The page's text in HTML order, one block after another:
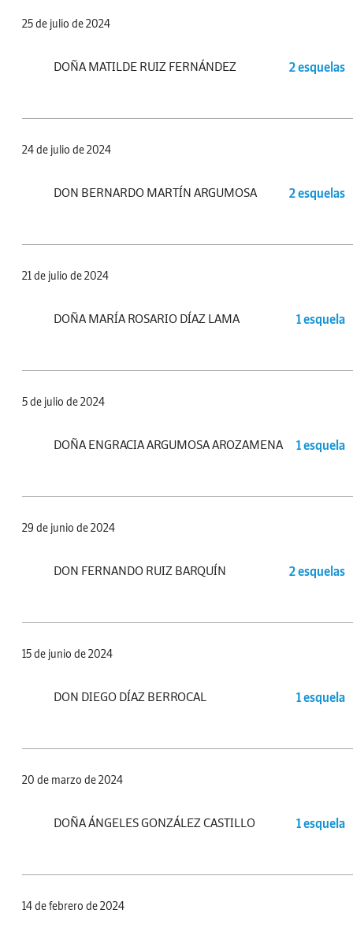
25 de julio de 2024
DOÑA MATILDE RUIZ FERNÁNDEZ 2 esquelas
24 de julio de 2024
DON BERNARDO MARTÍN ARGUMOSA 2 esquelas
21 de julio de 2024
DOÑA MARÍA ROSARIO DÍAZ LAMA 1 esquela
5 de julio de 2024
DOÑA ENGRACIA ARGUMOSA AROZAMENA 1 esquela
29 de junio de 2024
DON FERNANDO RUIZ BARQUÍN 2 esquelas
15 de junio de 2024
DON DIEGO DÍAZ BERROCAL 1 esquela
20 de marzo de 2024
DOÑA ÁNGELES GONZÁLEZ CASTILLO 1 esquela
14 de febrero de 2024